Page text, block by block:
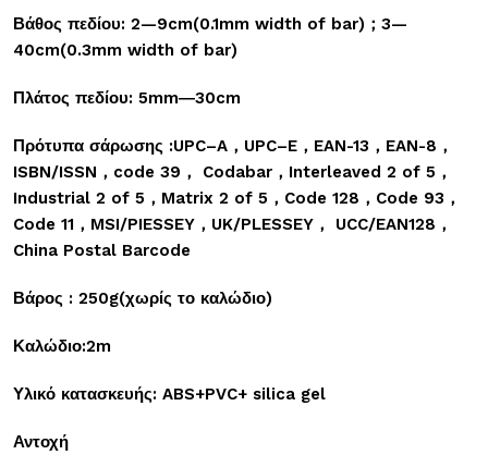
Βάθος πεδίου: 2—9cm(0.1mm width of bar) ； 3—
40cm(0.3mm width of bar)
Πλάτος πεδίου: 5mm―30cm
Πρότυπα σάρωσης :UPC–A ， UPC–E ， EAN-13 ， EAN-8 ，
ISBN/ISSN ， code 39 ， Codabar ， Interleaved 2 of 5 ，
Industrial 2 of 5 ， Matrix 2 of 5 ， Code 128 ， Code 93 ，
Code 11 ， MSI/PIESSEY ， UK/PLESSEY ， UCC/EAN128 ，
China Postal Barcode
Βάρος : 250g(χωρίς το καλώδιο)
Καλώδιο:2m
Υλικό κατασκευής: ABS+PVC+ silica gel
Αντοχή